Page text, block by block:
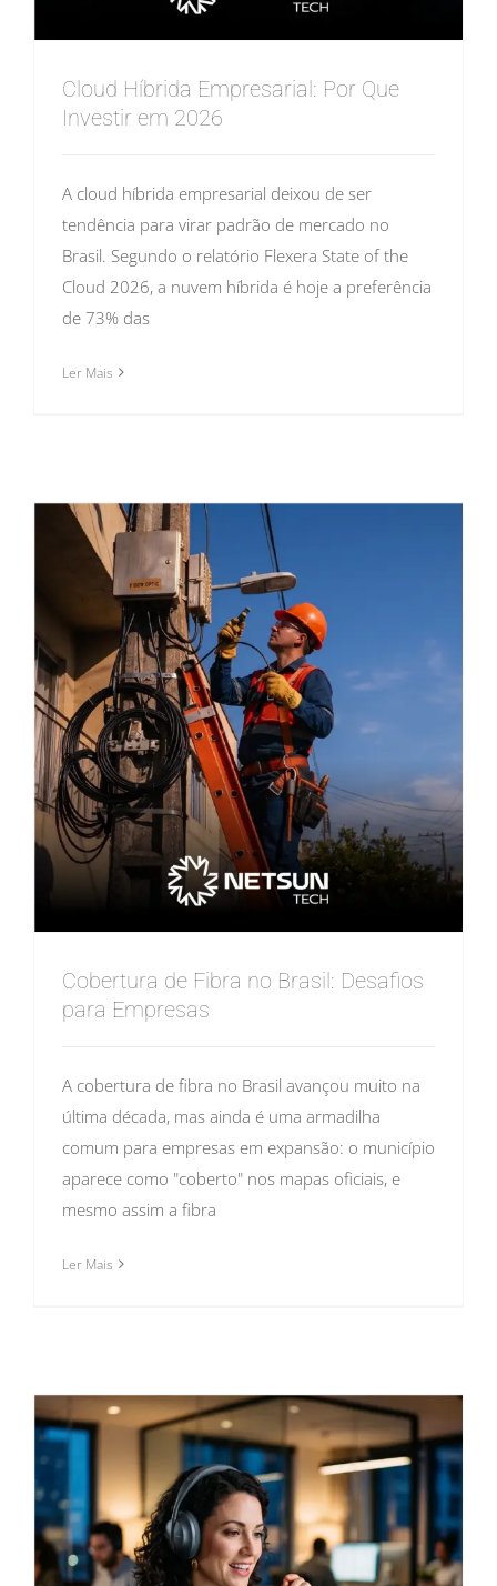
Cloud Híbrida Empresarial: Por Que
Investir em 2026
A cloud híbrida empresarial deixou de ser
tendência para virar padrão de mercado no
Brasil. Segundo o relatório Flexera State of the
Cloud 2026, a nuvem híbrida é hoje a preferência
de 73% das
Ler Mais
Cobertura de Fibra no Brasil: Desafios
para Empresas
A cobertura de fibra no Brasil avançou muito na
última década, mas ainda é uma armadilha
comum para empresas em expansão: o município
aparece como "coberto" nos mapas oficiais, e
mesmo assim a fibra
Ler Mais